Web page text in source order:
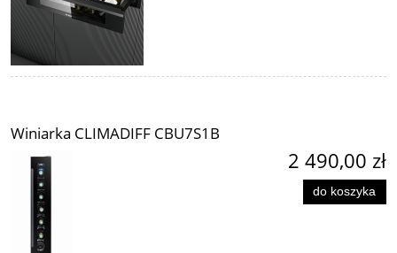
Winiarka CLIMADIFF CBU7S1B
2 490,00 zł
do koszyka